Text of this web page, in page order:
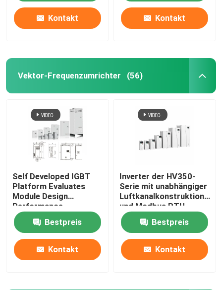
Kontakt Kontakt
Vektor-Frequenzumrichter (56)
Self Developed IGBT
Platform Evaluates
Module Design
Performance
Bestpreis
Kontakt
Inverter der HV350-
Serie mit unabhängiger
Luftkanalkonstruktion
und Modbus RTU-
Kommunikationsprotokoll
50Hz/60Hz±5%
Eingangsfrequenz
Bestpreis
Kontakt